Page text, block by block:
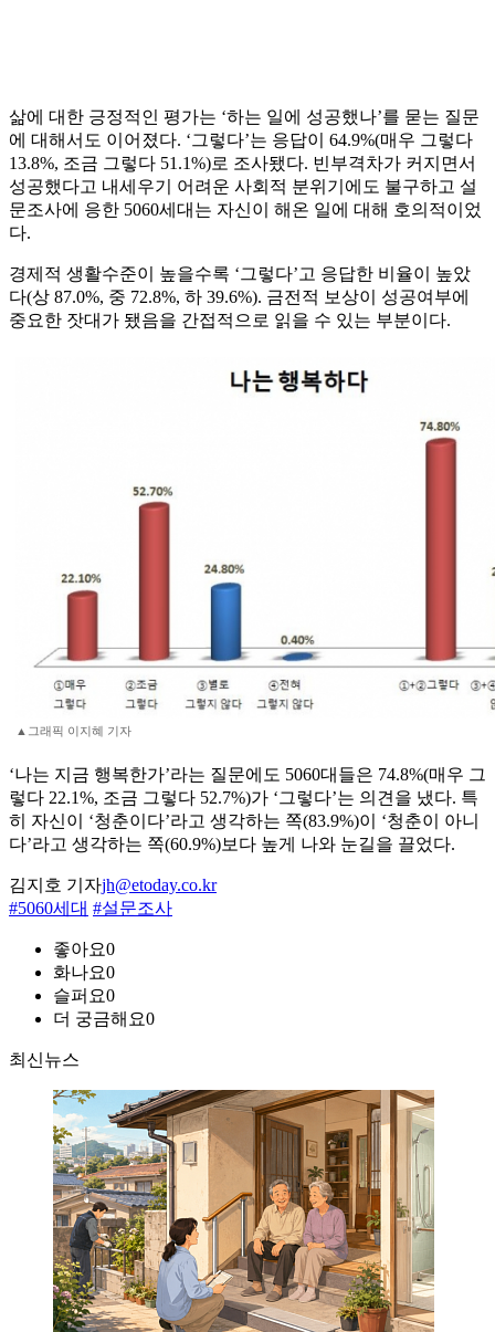
삶에 대한 긍정적인 평가는 ‘하는 일에 성공했나’를 묻는 질문
에 대해서도 이어졌다. ‘그렇다’는 응답이 64.9%(매우 그렇다
13.8%, 조금 그렇다 51.1%)로 조사됐다. 빈부격차가 커지면서
성공했다고 내세우기 어려운 사회적 분위기에도 불구하고 설
문조사에 응한 5060세대는 자신이 해온 일에 대해 호의적이었
다.
경제적 생활수준이 높을수록 ‘그렇다’고 응답한 비율이 높았
다(상 87.0%, 중 72.8%, 하 39.6%). 금전적 보상이 성공여부에
중요한 잣대가 됐음을 간접적으로 읽을 수 있는 부분이다.
▲그래픽 이지혜 기자
‘나는 지금 행복한가’라는 질문에도 5060대들은 74.8%(매우 그
렇다 22.1%, 조금 그렇다 52.7%)가 ‘그렇다’는 의견을 냈다. 특
히 자신이 ‘청춘이다’라고 생각하는 쪽(83.9%)이 ‘청춘이 아니
다’라고 생각하는 쪽(60.9%)보다 높게 나와 눈길을 끌었다.
김지호 기자jh@etoday.co.kr
#5060세대 #설문조사
좋아요0
화나요0
슬퍼요0
더 궁금해요0
최신뉴스